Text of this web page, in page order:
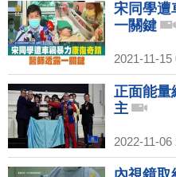
宋同學遭
一關鍵
2021-11-15
正面能量
主
2022-11-06